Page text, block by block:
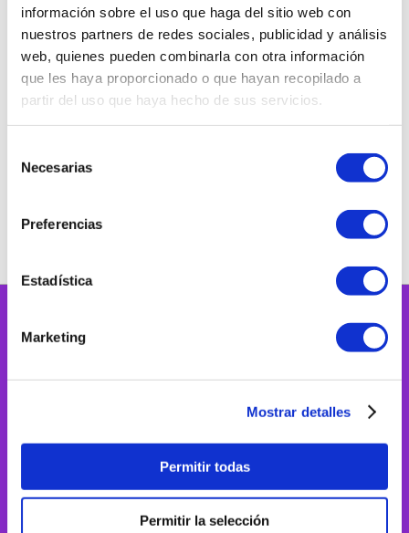
información sobre el uso que haga del sitio web con
nuestros partners de redes sociales, publicidad y análisis
web, quienes pueden combinarla con otra información
que les haya proporcionado o que hayan recopilado a
partir del uso que haya hecho de sus servicios.
Necesarias
Preferencias
Estadística
Marketing
Mostrar detalles
Permitir todas
Permitir la selección
9 cuotas sin interés
BBVA, BCP, INTERBANK y Diners*
Exclusivo Online